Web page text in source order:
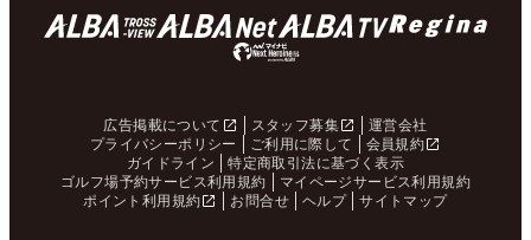
広告掲載について スタッフ募集
運営会社
プライバシーポリシー
ご利用に際して
会員規約
ガイドライン
特定商取引法に基づく表示
ゴルフ場予約サービス利用規約
マイページサービス利用規約
ポイント利用規約
お問合せ ヘルプ サイトマップ